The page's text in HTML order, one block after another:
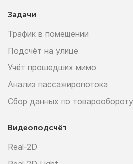
Задачи
Трафик в помещении
Подсчёт на улице
Учёт прошедших мимо
Анализ пассажиропотока
Сбор данных по товарообороту
Видеоподсчёт
Real-2D